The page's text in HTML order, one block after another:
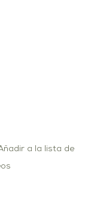
a la lista de